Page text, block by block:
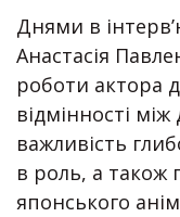
Днями в
Анастасія
роботи актора
відмінності
важливість
в роль, а також
японського